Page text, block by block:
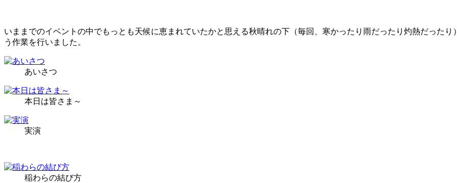
いままでのイベントの中でもっとも天候に恵まれていたかと思える秋晴れの下（毎回、寒かったり雨だったり灼熱だった
う作業を行いました。
あいさつ
本日は皆さま～
実演
稲わらの結び方